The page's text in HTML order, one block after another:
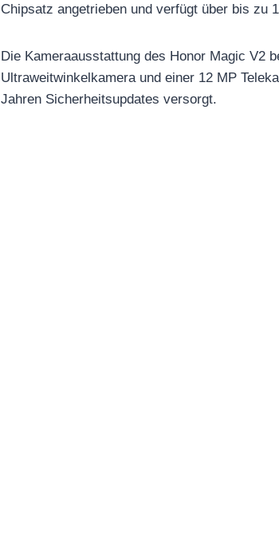
Chipsatz angetrieben und verfügt über bis zu
Die Kameraausstattung des Honor Magic V2
Ultraweitwinkelkamera und einer 12 MP
Jahren Sicherheitsupdates versorgt.